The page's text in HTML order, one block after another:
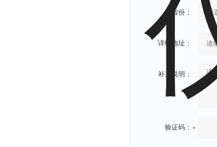
省份：
详细地址：
补充说明：
验证码：